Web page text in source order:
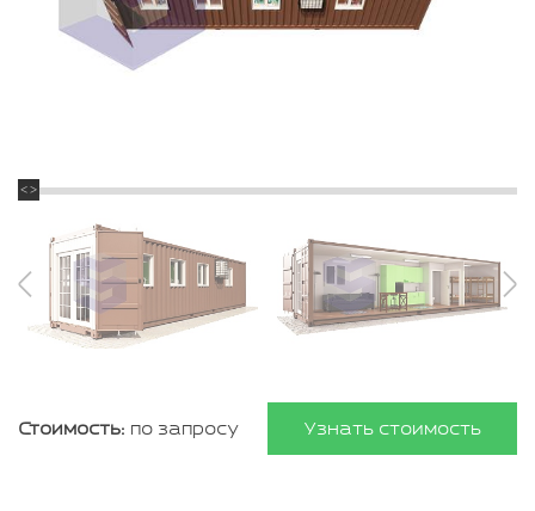
Стоимость: по запросу Узнать стоимость